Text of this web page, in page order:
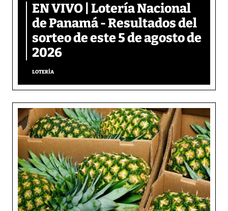
EN VIVO | Lotería Nacional
de Panamá - Resultados del
sorteo de este 5 de agosto de
2026
LOTERÍA